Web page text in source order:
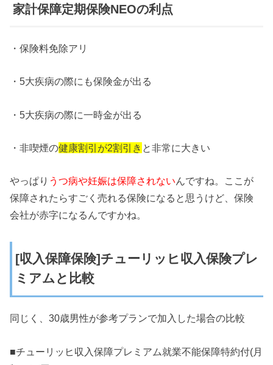
家計保障定期保険NEOの利点
・保険料免除アリ
・5大疾病の際にも保険金が出る
・5大疾病の際に一時金が出る
・非喫煙の健康割引が2割引き と非常に大きい
やっぱり うつ病や妊娠は保障されないんですね。ここが
保障されたらすごく売れる保険になると思うけど、保険
会社が赤字になるんですかね。
[収入保障保険]チューリッヒ収入保険プレ
ミアムと比較
同じく、30歳男性が参考プランで加入した場合の比較
■チューリッヒ収入保障プレミアム就業不能保障特約付(月